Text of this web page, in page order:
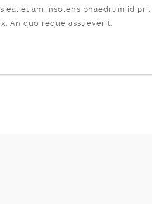
etiam insolens phaedrum id pri.
An quo reque assueverit.